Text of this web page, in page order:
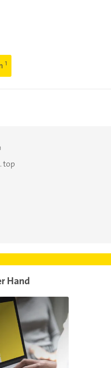
top
Hand